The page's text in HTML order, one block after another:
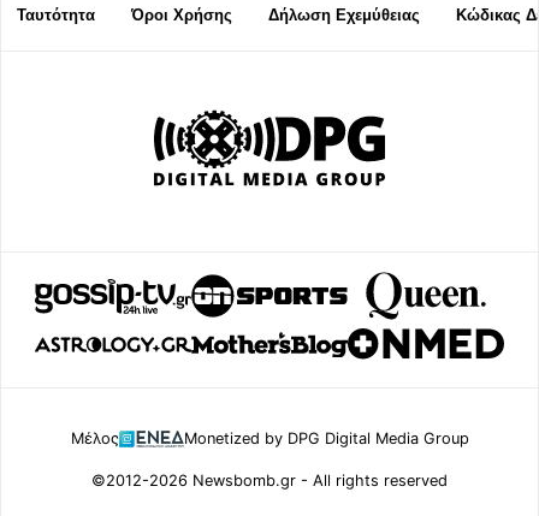
Ταυτότητα Όροι Χρήσης Δήλωση Εχεμύθειας Κώδικας
Μέλος Monetized by DPG Digital Media Group
©2012-2026 Newsbomb.gr - All rights reserved